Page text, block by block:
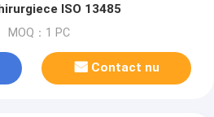
ISO 13485
MOQ：1 PC
Contact nu